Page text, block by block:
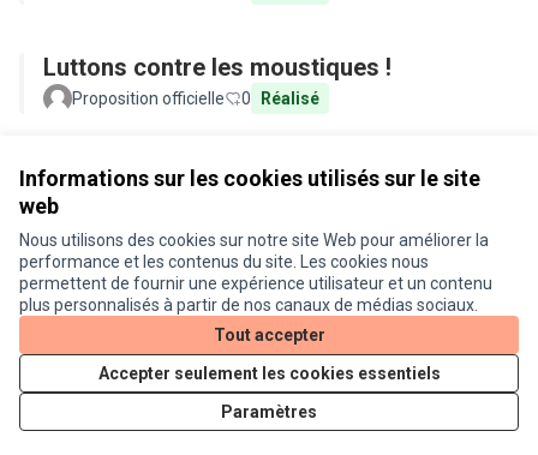
Informations sur les cookies utilisés sur le site
web
Nous utilisons des cookies sur notre site Web pour améliorer la
performance et les contenus du site. Les cookies nous
permettent de fournir une expérience utilisateur et un contenu
plus personnalisés à partir de nos canaux de médias sociaux.
Tout accepter
Accepter seulement les cookies essentiels
Paramètres
Luttons contre les moustiques !
Proposition officielle 0 Réalisé
Conditions d'utilisation
Paramètres des cookies
Je participe ! sur X
(Lien externe)
Je participe ! sur Facebook
Je participe ! sur Instagram
Site réalisé grâce aulogiciel libre Decidim .
Licence
(Lien